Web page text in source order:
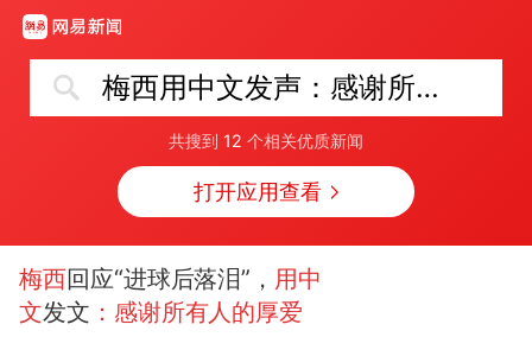
梅西用中文发声：感谢所有人的厚爱
共搜到 12 个相关优质新闻
打开应用查看
梅西回应“进球后落泪”， 用中
文发文 ：感谢所有人的厚爱